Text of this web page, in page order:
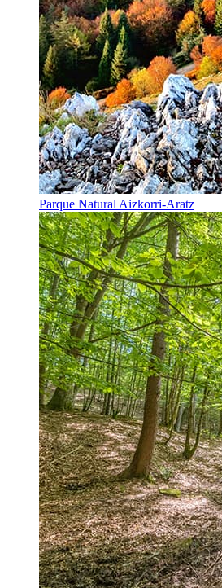
Parque Natural Aizkorri-Aratz